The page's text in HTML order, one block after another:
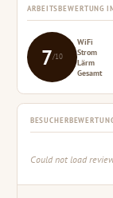
ARBEITSBEWERTUNG
7/10
WiFi
Strom
Lärm
Gesamt
Could not load